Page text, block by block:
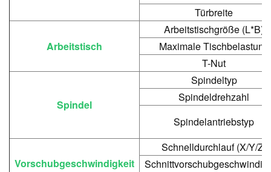
Türbreite
Arbeitstisch
Arbeitstischgröße (L*B)
Maximale Tischbelastung
T-Nut
Spindel
Spindeltyp
Spindeldrehzahl
Spindelantriebstyp
Vorschubgeschwindigkeit
Schnelldurchlauf (X/Y/Z)